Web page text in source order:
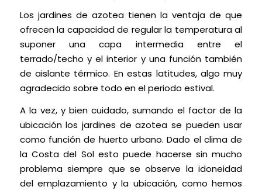
Los jardines de azotea tienen la ventaja de que
ofrecen la capacidad de regular la temperatura al
suponer una capa intermedia entre el
terrado/techo y el interior y una función también
de aislante térmico. En estas latitudes, algo muy
agradecido sobre todo en el periodo estival.
A la vez, y bien cuidado, sumando el factor de la
ubicación los jardines de azotea se pueden usar
como función de huerto urbano. Dado el clima de
la Costa del Sol esto puede hacerse sin mucho
problema siempre que se observe la idoneidad
del emplazamiento y la ubicación, como hemos